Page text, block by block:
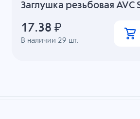
Заглушка резьбовая AVC
В наличии 29 шт.
17.38 ₽